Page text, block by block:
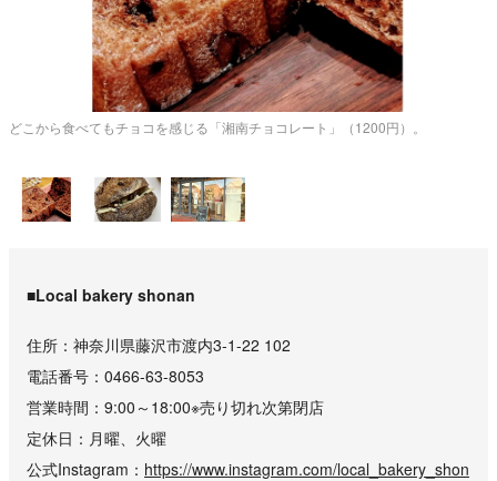
どこから食べてもチョコを感じる「湘南チョコレート」（1200円）。
■Local bakery shonan
住所
神奈川県藤沢市渡内3-1-22 102
電話番号
0466-63-8053
営業時間
9:00～18:00※売り切れ次第閉店
定休日
月曜、火曜
公式Instagram
https://www.instagram.com/local_bakery_shon